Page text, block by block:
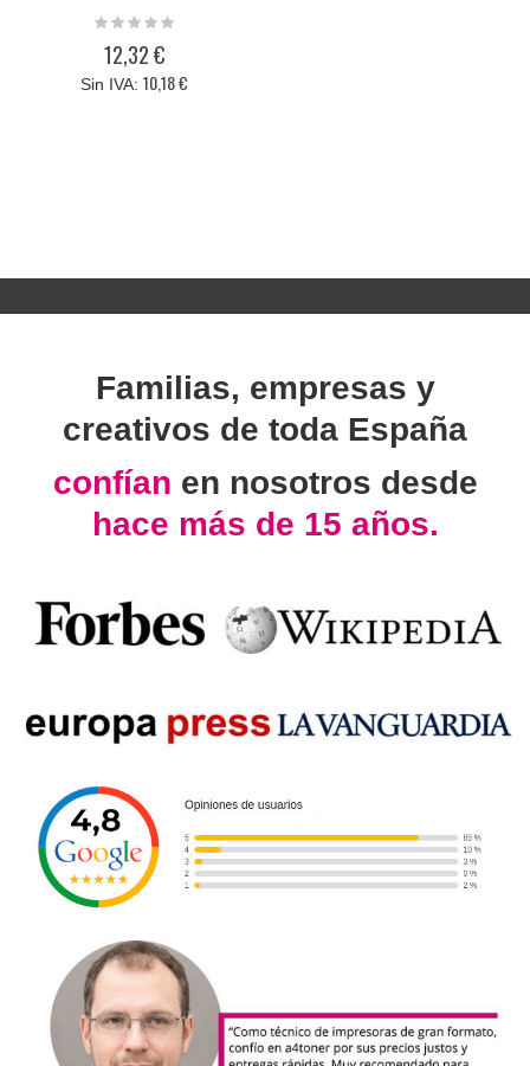
Rating:
12,32 €
10,18 €
Familias, empresas y
creativos de toda España
confían en nosotros desde
hace más de 15 años.